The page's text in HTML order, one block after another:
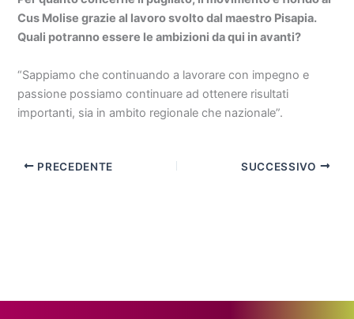
Cus Molise grazie al lavoro svolto dal maestro Pisapia.
Quali potranno essere le ambizioni da qui in avanti?
“Sappiamo che continuando a lavorare con impegno e
passione possiamo continuare ad ottenere risultati
importanti, sia in ambito regionale che nazionale”.
PRECEDENTE SUCCESSIVO